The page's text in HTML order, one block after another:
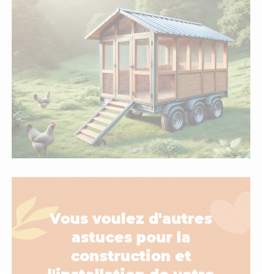
Vous voulez d'autres
astuces pour la
construction et